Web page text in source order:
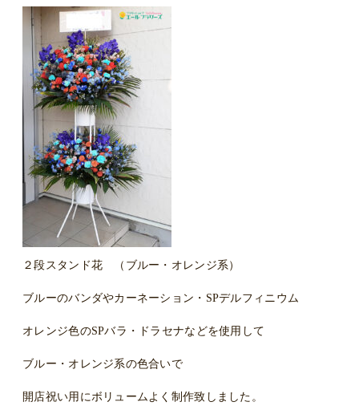
２段スタンド花 （ブルー・オレンジ系）
ブルーのバンダやカーネーション・SPデルフィニウム
オレンジ色のSPバラ・ドラセナなどを使用して
ブルー・オレンジ系の色合いで
開店祝い用にボリュームよく制作致しました。